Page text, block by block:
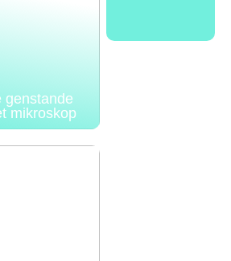
genstande
mikroskop